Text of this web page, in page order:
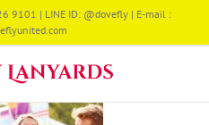
9101 | LINE ID: @dovefly | E-mail :